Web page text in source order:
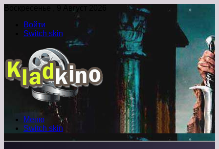
Воскресенье , 9 Август 2026
Войти
Switch skin
Меню
Switch skin